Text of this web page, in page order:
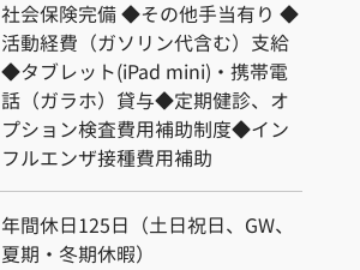
社会保険完備 ◆その他手当有り ◆
活動経費（ガソリン代含む）支給
◆タブレット(iPad mini)・携帯電
話（ガラホ）貸与◆定期健診、オ
プション検査費用補助制度◆イン
フルエンザ接種費用補助
年間休日125日（土日祝日、GW、
夏期・冬期休暇）